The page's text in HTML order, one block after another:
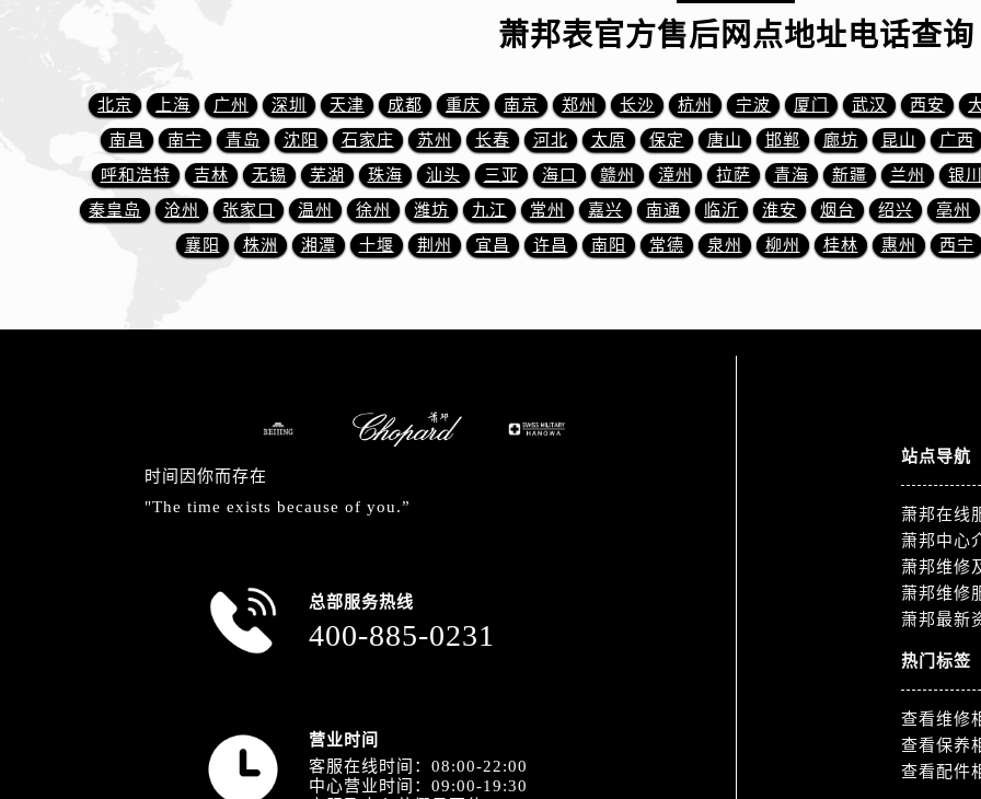
山西省临汾市尧都区解放路萧邦售后服务中心（需提前预约）
山西省朔州市朔城区怡西路与鄯阳西街交汇处萧邦售后服务中心（需提前预约）
山西省忻州市忻府区和平东街与七一南路交叉口萧邦售后服务中心（需提前预约）
山西省阳泉市郊区平阳东街与新城大道交叉口萧邦售后服务中心（需提前预约）
山西省运城市盐湖区河东街萧邦售后服务中心（需提前预约）
山西省长治市潞州区英雄中路萧邦售后服务中心（需提前预约）
山西省太原市迎泽区迎泽街道解放路15号亨得利名表维修授权店3楼萧邦售后服务中心（需提前预约
安徽省池州市贵池区长江路萧邦售后服务中心（需提前预约）
安徽省滁州市琅琊区南谯北路萧邦售后服务中心（需提前预约）
安徽省阜阳市颍州区颍州北路萧邦售后服务中心（需提前预约）
安徽省淮北市相山区淮海路萧邦售后服务中心（需提前预约）
安徽省六安市金安区解放中路萧邦售后服务中心（需提前预约）
安徽省马鞍山市雨山区湖南西路萧邦售后服务中心（需提前预约）
安徽省宿州市埇桥区人民中路萧邦售后服务中心（需提前预约）
安徽省宣城市宣州区叠嶂西路萧邦售后服务中心（需提前预约）
福建省龙岩市新罗区九一南路萧邦售后服务中心（需提前预约）
萧邦表官方售后网点地址电话查询
北京 上海 广州 深圳 天津 成都 重庆 南京 郑州 长沙 杭州 宁波 厦门 武汉 西安
南昌
南宁 青岛 沈阳 石家庄 苏州 长春 河北 太原 保定 唐山 邯郸 廊坊 昆山
广西
呼和浩特
吉林 无锡 芜湖 珠海 汕头 三亚 海口 赣州 漳州 拉萨 青海 新疆 兰州
银
秦皇岛
沧州 张家口 温州 徐州 潍坊 九江 常州 嘉兴 南通 临沂 淮安 烟台 绍兴
亳州
襄阳
株洲 湘潭 十堰 荆州 宜昌 许昌 南阳 常德 泉州 柳州 桂林 惠州 西宁
时间因你而存在
"The time exists because of you.”
总部服务热线
400-885-0231
营业时间
客服在线时间：08:00-22:00
中心营业时间：09:00-19:30
站点导航
萧邦在线
萧邦中心
萧邦维修
萧邦维修
萧邦最新
热门标签
查看维修
查看保养
查看配件